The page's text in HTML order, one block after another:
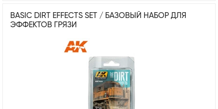
BASIC DIRT EFFECTS SET / БАЗОВЫЙ НАБОР ДЛЯ
ЭФФЕКТОВ ГРЯЗИ